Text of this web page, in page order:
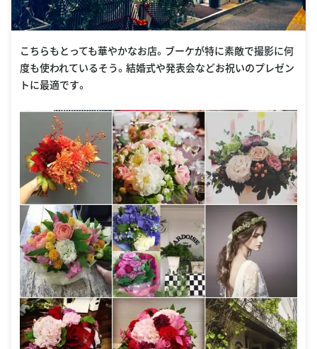
こちらもとっても華やかなお店。ブーケが特に素敵で撮影に何
度も使われているそう。結婚式や発表会などお祝いのプレゼン
トに最適です。